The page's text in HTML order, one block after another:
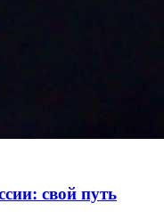
свой путь